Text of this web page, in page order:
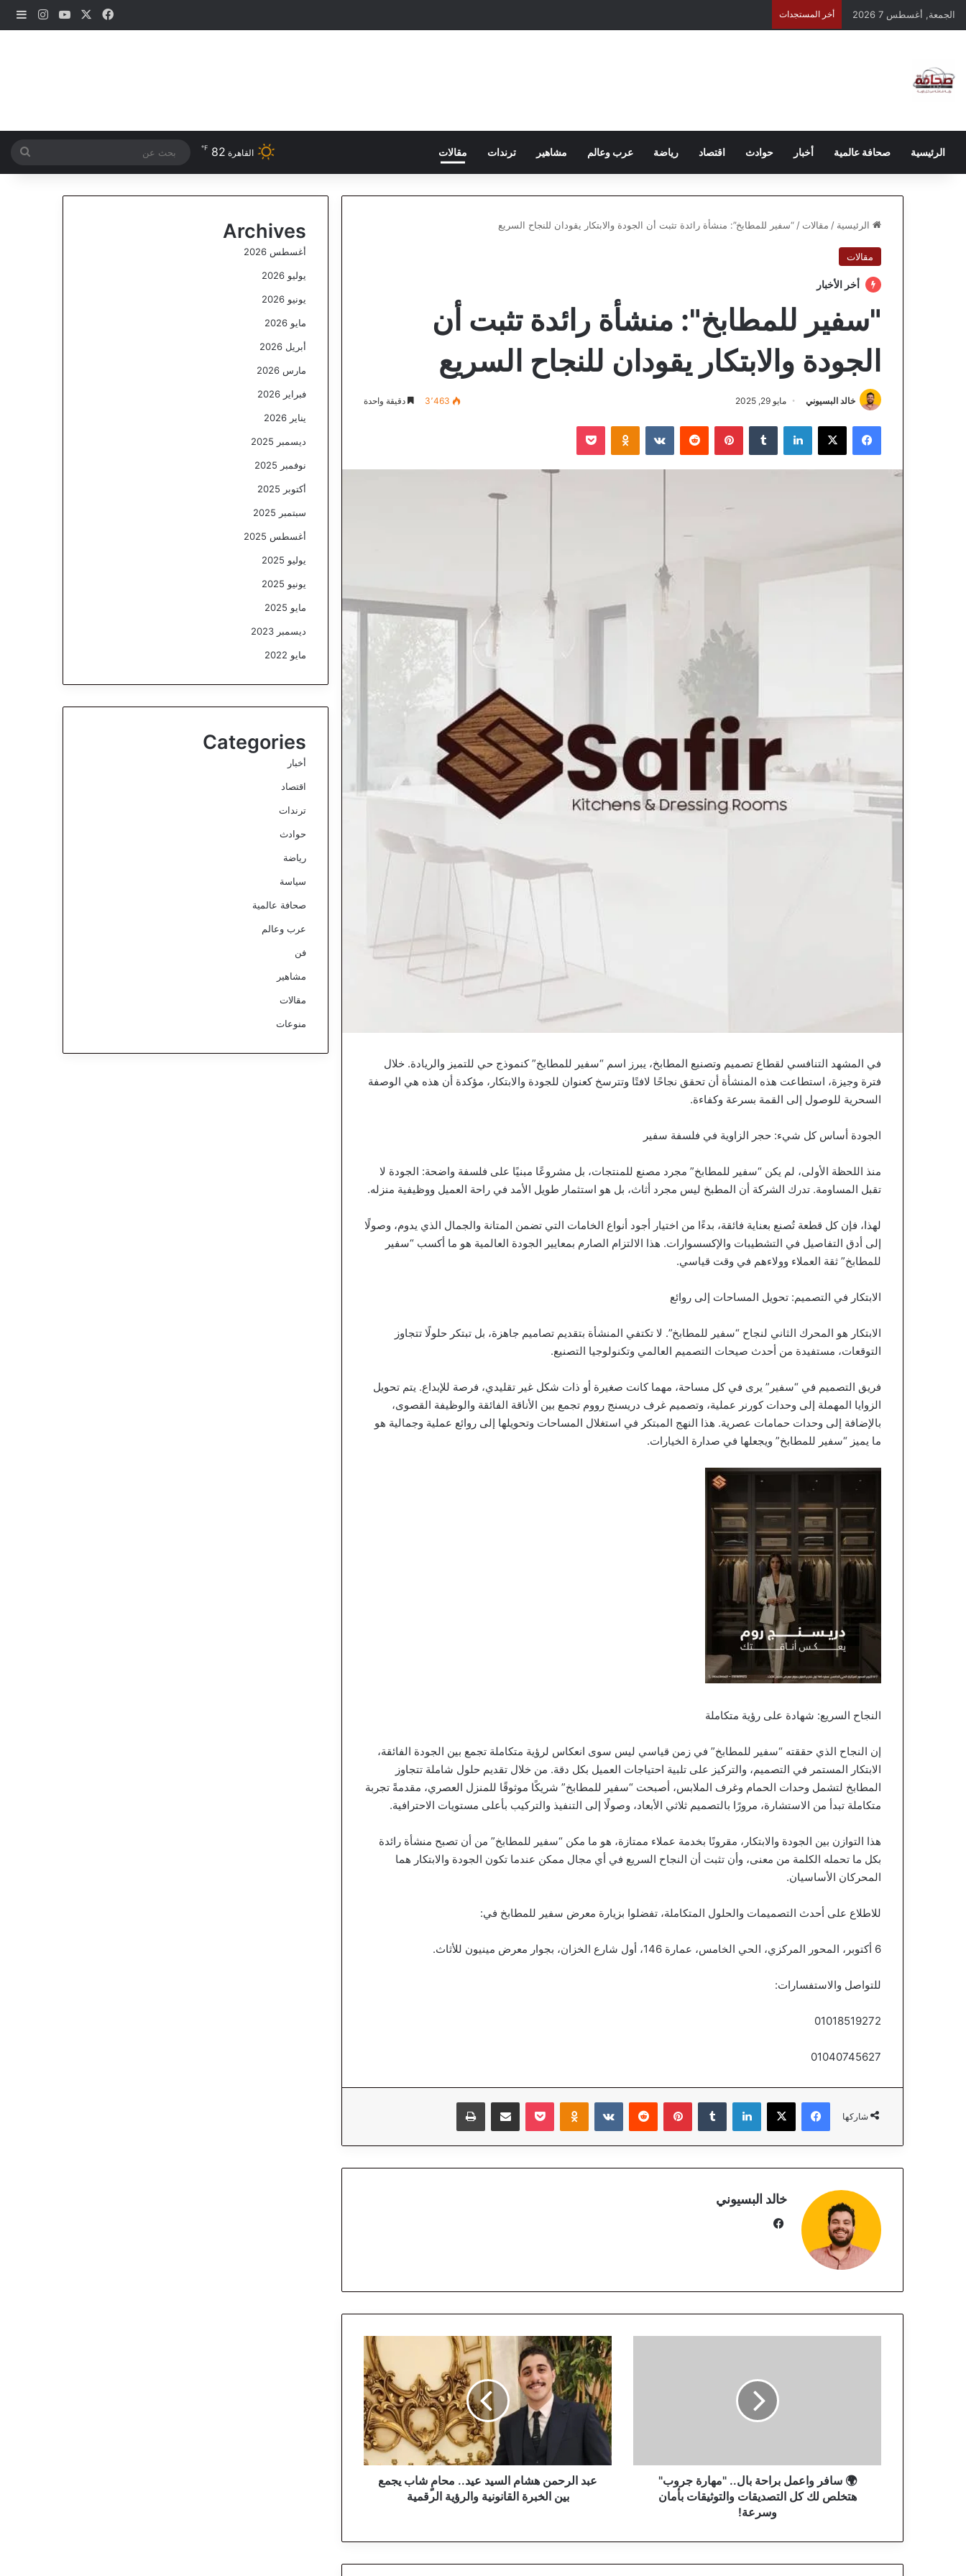
الجمعة, أغسطس 7 2026 أخر المستجدات فيسبوك ‫YouTube
الرئيسية صحافة عالمية أخبار حوادث اقتصاد رياضة عرب وعالم مشاهير ترندات مقالات القاهرة 82
℉
عن
الرئيسية / مقالات / “سفير للمطابخ”: منشأة رائدة تثبت أن الجودة والابتكار يقودان للنجاح السريع
مقالات
أخر الأخبار
"سفير للمطابخ": منشأة رائدة تثبت أن
الجودة والابتكار يقودان للنجاح السريع
خالد البسيوني مايو 29, 2025 3٬463 دقيقة واحدة
فيسبوك لينكدإن بينتيريست
في المشهد التنافسي لقطاع تصميم وتصنيع المطابخ، يبرز اسم “سفير للمطابخ” كنموذج حي للتميز والريادة. خلال
فترة وجيزة، استطاعت هذه المنشأة أن تحقق نجاحًا لافتًا وتترسخ كعنوان للجودة والابتكار، مؤكدة أن هذه هي الوصفة
السحرية للوصول إلى القمة بسرعة وكفاءة.
الجودة أساس كل شيء: حجر الزاوية في فلسفة سفير
منذ اللحظة الأولى، لم يكن “سفير للمطابخ” مجرد مصنع للمنتجات، بل مشروعًا مبنيًا على فلسفة واضحة: الجودة لا
تقبل المساومة. تدرك الشركة أن المطبخ ليس مجرد أثاث، بل هو استثمار طويل الأمد في راحة العميل ووظيفية منزله.
لهذا، فإن كل قطعة تُصنع بعناية فائقة، بدءًا من اختيار أجود أنواع الخامات التي تضمن المتانة والجمال الذي يدوم، وصولًا
إلى أدق التفاصيل في التشطيبات والإكسسوارات. هذا الالتزام الصارم بمعايير الجودة العالمية هو ما أكسب “سفير
للمطابخ” ثقة العملاء وولاءهم في وقت قياسي.
الابتكار في التصميم: تحويل المساحات إلى روائع
الابتكار هو المحرك الثاني لنجاح “سفير للمطابخ”. لا تكتفي المنشأة بتقديم تصاميم جاهزة، بل تبتكر حلولًا تتجاوز
التوقعات، مستفيدة من أحدث صيحات التصميم العالمي وتكنولوجيا التصنيع.
فريق التصميم في “سفير” يرى في كل مساحة، مهما كانت صغيرة أو ذات شكل غير تقليدي، فرصة للإبداع. يتم تحويل
الزوايا المهملة إلى وحدات كورنر عملية، وتصميم غرف دريسنج رووم تجمع بين الأناقة الفائقة والوظيفة القصوى،
بالإضافة إلى وحدات حمامات عصرية. هذا النهج المبتكر في استغلال المساحات وتحويلها إلى روائع عملية وجمالية هو
ما يميز “سفير للمطابخ” ويجعلها في صدارة الخيارات.
النجاح السريع: شهادة على رؤية متكاملة
إن النجاح الذي حققته “سفير للمطابخ” في زمن قياسي ليس سوى انعكاس لرؤية متكاملة تجمع بين الجودة الفائقة،
الابتكار المستمر في التصميم، والتركيز على تلبية احتياجات العميل بكل دقة. من خلال تقديم حلول شاملة تتجاوز
المطابخ لتشمل وحدات الحمام وغرف الملابس، أصبحت “سفير للمطابخ” شريكًا موثوقًا للمنزل العصري، مقدمةً تجربة
متكاملة تبدأ من الاستشارة، مرورًا بالتصميم ثلاثي الأبعاد، وصولًا إلى التنفيذ والتركيب بأعلى مستويات الاحترافية.
هذا التوازن بين الجودة والابتكار، مقرونًا بخدمة عملاء ممتازة، هو ما مكن “سفير للمطابخ” من أن تصبح منشأة رائدة
بكل ما تحمله الكلمة من معنى، وأن تثبت أن النجاح السريع في أي مجال ممكن عندما تكون الجودة والابتكار هما
المحركان الأساسيان.
للاطلاع على أحدث التصميمات والحلول المتكاملة، تفضلوا بزيارة معرض سفير للمطابخ في:
6 أكتوبر، المحور المركزي، الحي الخامس، عمارة 146، أول شارع الخزان، بجوار معرض مينيون للأثاث.
للتواصل والاستفسارات:
01018519272
01040745627
شاركها
فيسبوك لينكدإن بينتيريست
خالد البسيوني
م
ح
🌍 سافر واعمل براحة بال.. "مهارة جروب"
هتخلص لك كل التصديقات والتوثيقات بأمان
وسرعة!
ع
ب
د
ا
ل
ر
ح
م
ن
ا
عبد الرحمن هشام السيد عيد.. محامٍ شاب يجمع
بين الخبرة القانونية والرؤية الرقمية
Archives
أغسطس 2026
يوليو 2026
يونيو 2026
مايو 2026
أبريل 2026
مارس 2026
فبراير 2026
يناير 2026
ديسمبر 2025
نوفمبر 2025
أكتوبر 2025
سبتمبر 2025
أغسطس 2025
يوليو 2025
يونيو 2025
مايو 2025
ديسمبر 2023
مايو 2022
Categories
أخبار
اقتصاد
ترندات
حوادث
رياضة
سياسة
صحافة عالمية
عرب وعالم
فن
مشاهير
مقالات
منوعات